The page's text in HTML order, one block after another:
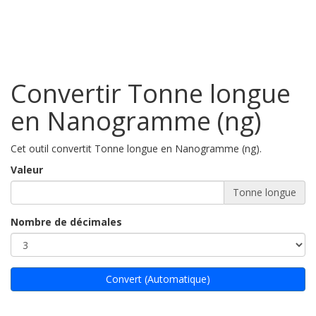
Convertir Tonne longue
en Nanogramme (ng)
Cet outil convertit Tonne longue en Nanogramme (ng).
Valeur
Tonne longue
Nombre de décimales
Convert (Automatique)